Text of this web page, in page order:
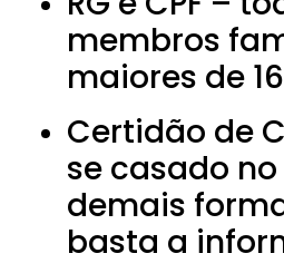
membros
maiores de
Certidão de
se casado
demais
basta a